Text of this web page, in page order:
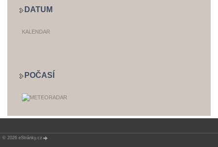
DATUM
KALENDAR
POČASÍ
© 2026 eStránky.cz